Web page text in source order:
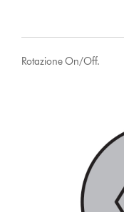
Rotazione On/Off.